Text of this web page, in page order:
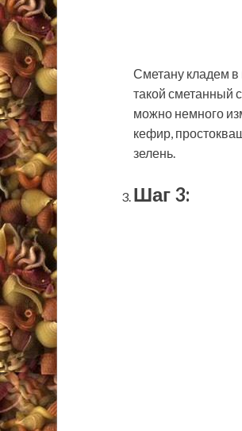
Сметану кладем в
такой сметанный
можно немного
кефир,
зелень.
Шаг 3: